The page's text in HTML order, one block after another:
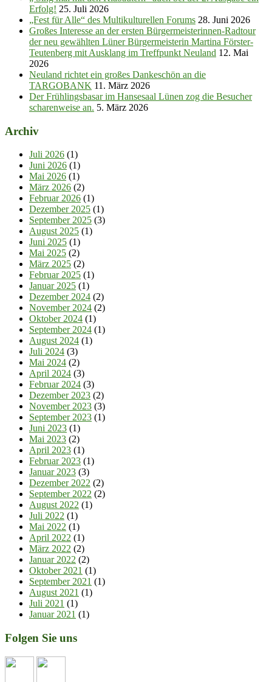
Erfolg! 25. Juli 2026
„Fest für Alle“ des Multikulturellen Forums 28. Juni 2026
Großes Interesse an der ersten Bürgermeisterinnen-Radtour
der neu gewählten Lüner Bürgermeisterin Martina Förster-
Teutenberg mit Ausklang im Treffpunkt Neuland 12. Mai
2026
Neuland richtet ein großes Dankeschön an die
TARGOBANK 11. März 2026
Der Frühlingsbasar im Hansesaal Lünen zog die Besucher
scharenweise an. 5. März 2026
Archiv
Juli 2026 (1)
Juni 2026 (1)
Mai 2026 (1)
März 2026 (2)
Februar 2026 (1)
Dezember 2025 (1)
September 2025 (3)
August 2025 (1)
Juni 2025 (1)
Mai 2025 (2)
März 2025 (2)
Februar 2025 (1)
Januar 2025 (1)
Dezember 2024 (2)
November 2024 (2)
Oktober 2024 (1)
September 2024 (1)
August 2024 (1)
Juli 2024 (3)
Mai 2024 (2)
April 2024 (3)
Februar 2024 (3)
Dezember 2023 (2)
November 2023 (3)
September 2023 (1)
Juni 2023 (1)
Mai 2023 (2)
April 2023 (1)
Februar 2023 (1)
Januar 2023 (3)
Dezember 2022 (2)
September 2022 (2)
August 2022 (1)
Juli 2022 (1)
Mai 2022 (1)
April 2022 (1)
März 2022 (2)
Januar 2022 (2)
Oktober 2021 (1)
September 2021 (1)
August 2021 (1)
Juli 2021 (1)
Januar 2021 (1)
Folgen Sie uns